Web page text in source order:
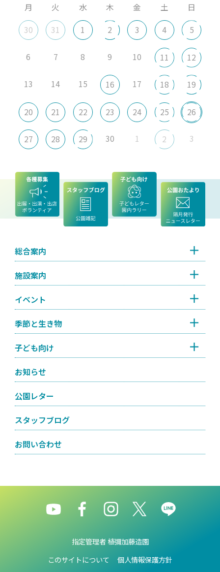
月 火 水 木 金 土
日
30
31 1 2 3 4 5
6 7 8 9 10 11 12
13 14 15 16 17 18 19
20 21 22 23 24 25 26
27 28 29 30 1 2 3
総合案内
施設案内
イベント
季節と生き物
子ども向け
お知らせ
公園レター
スタッフブログ
お問い合わせ
指定管理者 植彌加藤造園
このサイトについて
個人情報保護方針